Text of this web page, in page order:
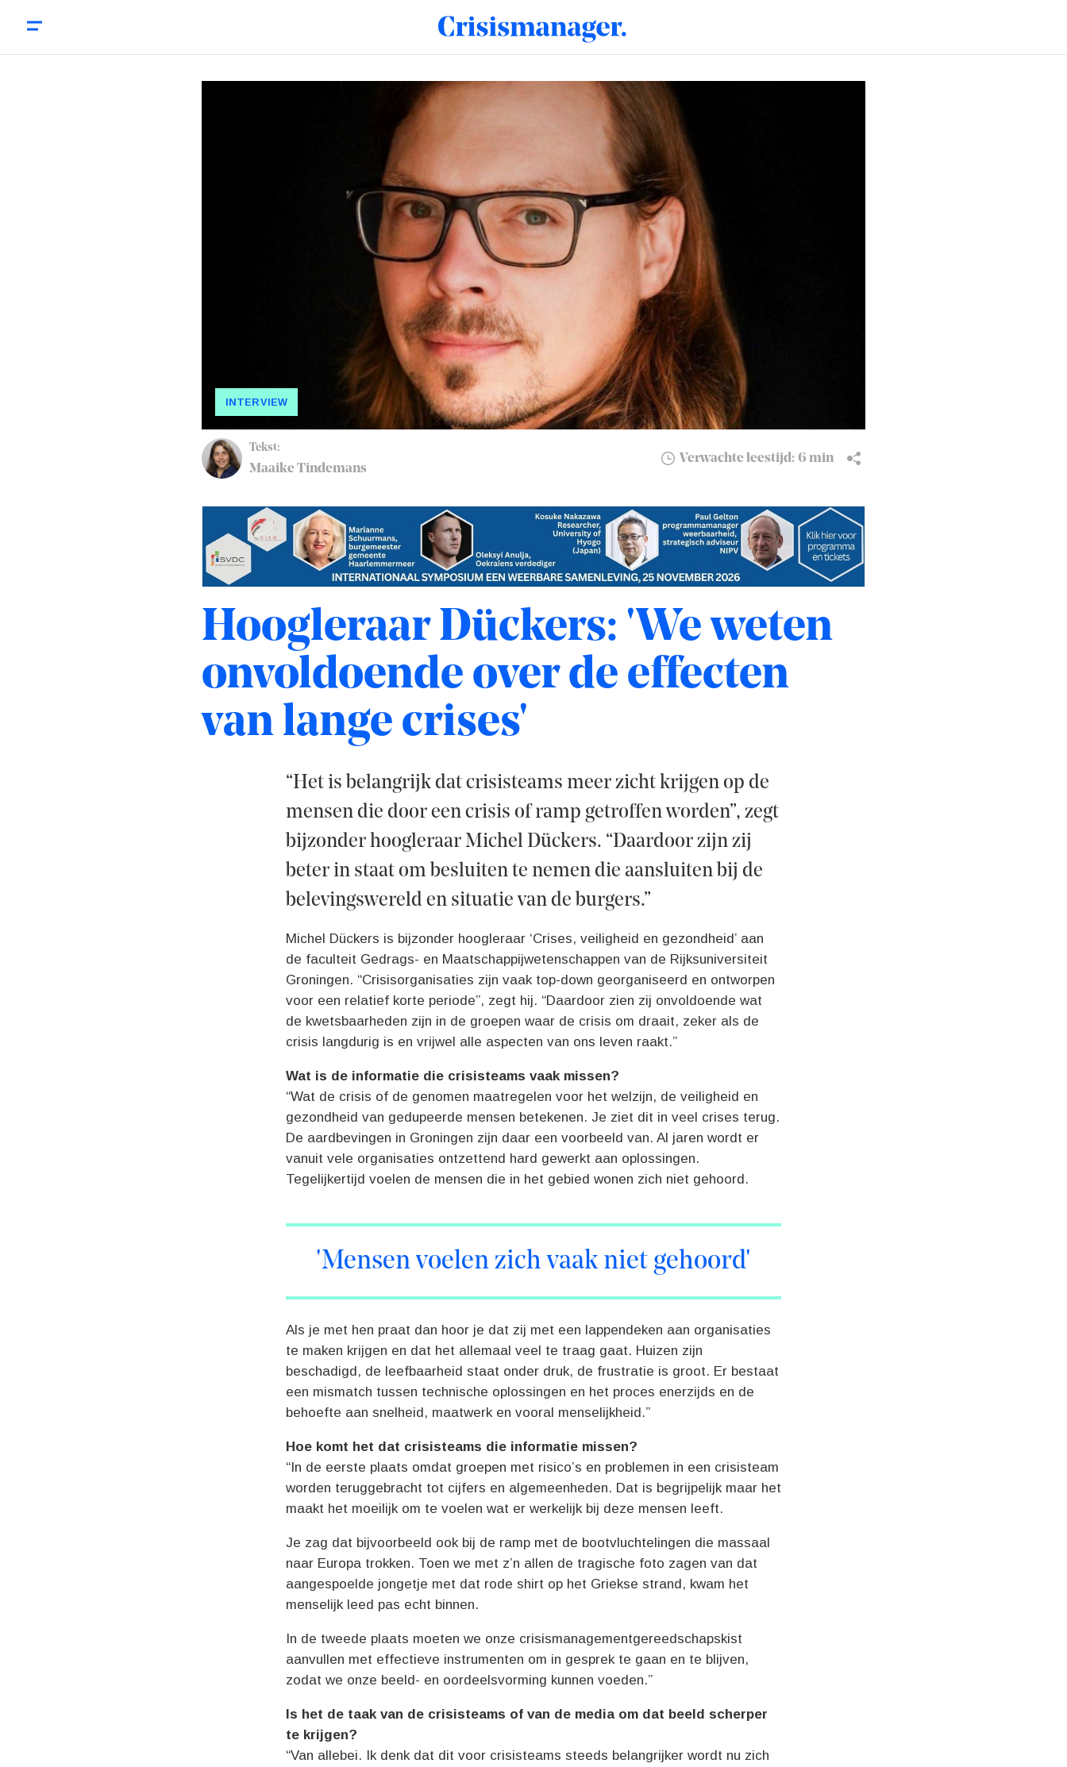
Hoogleraar Dückers: 'We weten onvoldoende over de effecten van lange crises'
INTERVIEW
Tekst:
Maaike Tindemans
Verwachte leestijd: 6 min
Hoogleraar Dückers: 'We weten
onvoldoende over de effecten
van lange crises'
“Het is belangrijk dat crisisteams meer zicht krijgen op de
mensen die door een crisis of ramp getroffen worden”, zegt
bijzonder hoogleraar Michel Dückers. “Daardoor zijn zij
beter in staat om besluiten te nemen die aansluiten bij de
belevingswereld en situatie van de burgers.”
Michel Dückers is bijzonder hoogleraar ‘Crises, veiligheid en gezondheid’ aan
de faculteit Gedrags- en Maatschappijwetenschappen van de Rijksuniversiteit
Groningen. “Crisisorganisaties zijn vaak top-down georganiseerd en ontworpen
voor een relatief korte periode”, zegt hij. “Daardoor zien zij onvoldoende wat
de kwetsbaarheden zijn in de groepen waar de crisis om draait, zeker als de
crisis langdurig is en vrijwel alle aspecten van ons leven raakt.”
Wat is de informatie die crisisteams vaak missen?
“Wat de crisis of de genomen maatregelen voor het welzijn, de veiligheid en
gezondheid van gedupeerde mensen betekenen. Je ziet dit in veel crises terug.
De aardbevingen in Groningen zijn daar een voorbeeld van. Al jaren wordt er
vanuit vele organisaties ontzettend hard gewerkt aan oplossingen.
Tegelijkertijd voelen de mensen die in het gebied wonen zich niet gehoord.
'Mensen voelen zich vaak niet gehoord'
Als je met hen praat dan hoor je dat zij met een lappendeken aan organisaties
te maken krijgen en dat het allemaal veel te traag gaat. Huizen zijn
beschadigd, de leefbaarheid staat onder druk, de frustratie is groot. Er bestaat
een mismatch tussen technische oplossingen en het proces enerzijds en de
behoefte aan snelheid, maatwerk en vooral menselijkheid.”
Hoe komt het dat crisisteams die informatie missen?
“In de eerste plaats omdat groepen met risico’s en problemen in een crisisteam
worden teruggebracht tot cijfers en algemeenheden. Dat is begrijpelijk maar het
maakt het moeilijk om te voelen wat er werkelijk bij deze mensen leeft.
Je zag dat bijvoorbeeld ook bij de ramp met de bootvluchtelingen die massaal
naar Europa trokken. Toen we met z’n allen de tragische foto zagen van dat
aangespoelde jongetje met dat rode shirt op het Griekse strand, kwam het
menselijk leed pas echt binnen.
In de tweede plaats moeten we onze crisismanagementgereedschapskist
aanvullen met effectieve instrumenten om in gesprek te gaan en te blijven,
zodat we onze beeld- en oordeelsvorming kunnen voeden.”
Is het de taak van de crisisteams of van de media om dat beeld scherper
te krijgen?
“Van allebei. Ik denk dat dit voor crisisteams steeds belangrijker wordt nu zich